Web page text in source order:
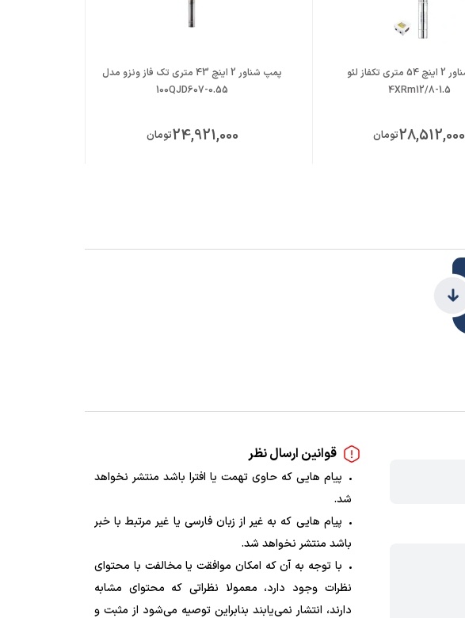
پمپ شناور 2 اینچ 54 متری تکفاز لئو
4XRm12/8-1.5
28,512,000تومان
پمپ شناور 2 اینچ 43 متری تک فاز ونزو مدل
100QJD607-0.55
24,921,000تومان
قوانین ارسال نظر
پیام هایی که حاوی تهمت یا افترا باشد منتشر نخواهد
شد.
پیام هایی که به غیر از زبان فارسی یا غیر مرتبط با خبر
باشد منتشر نخواهد شد.
با توجه به آن که امکان موافقت یا مخالفت با محتوای
نظرات وجود دارد، معمولا نظراتی که محتوای مشابه
دارند، انتشار نمی‌یابند بنابراین توصیه می‌شود از مثبت و